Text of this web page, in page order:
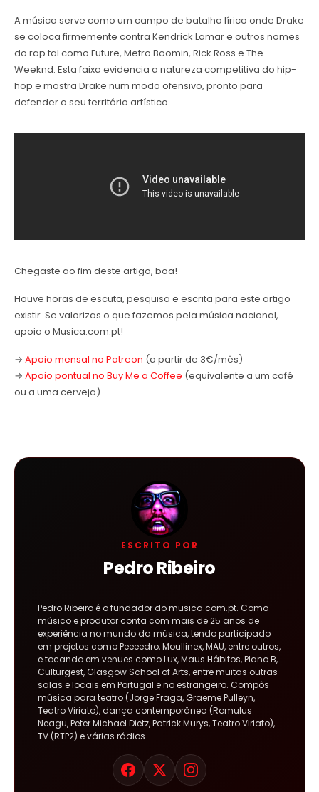
A música serve como um campo de batalha lírico onde Drake
se coloca firmemente contra Kendrick Lamar e outros nomes
do rap tal como Future, Metro Boomin, Rick Ross e The
Weeknd. Esta faixa evidencia a natureza competitiva do hip-
hop e mostra Drake num modo ofensivo, pronto para
defender o seu território artístico.
Chegaste ao fim deste artigo, boa!
Houve horas de escuta, pesquisa e escrita para este artigo
existir. Se valorizas o que fazemos pela música nacional,
apoia o Musica.com.pt!
→ Apoio mensal no Patreon (a partir de 3€/mês)
→ Apoio pontual no Buy Me a Coffee (equivalente a um café
ou a uma cerveja)
ESCRITO POR
Pedro Ribeiro
Pedro Ribeiro é o fundador do musica.com.pt. Como
músico e produtor conta com mais de 25 anos de
experiência no mundo da música, tendo participado
em projetos como Peeeedro, Moullinex, MAU, entre outros,
e tocando em venues como Lux, Maus Hábitos, Plano B,
Culturgest, Glasgow School of Arts, entre muitas outras
salas e locais em Portugal e no estrangeiro. Compôs
música para teatro (Jorge Fraga, Graeme Pulleyn,
Teatro Viriato), dança contemporânea (Romulus
Neagu, Peter Michael Dietz, Patrick Murys, Teatro Viriato),
TV (RTP2) e várias rádios.